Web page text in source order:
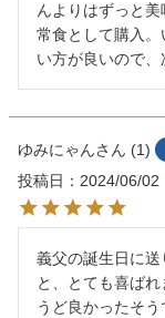
んよりはずっと
常食として購入
い方が良いので、
ゆみにゃん 1
投稿日
2024/06/02
義父の誕生日に
と、とても喜ば
うど良かったそう